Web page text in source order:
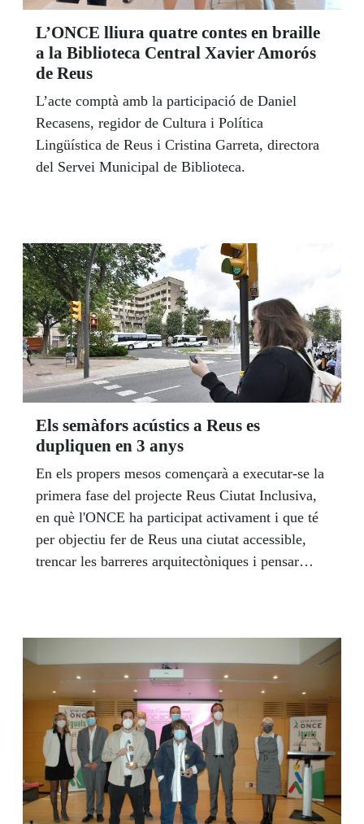
L’ONCE lliura quatre contes en braille
a la Biblioteca Central Xavier Amorós
de Reus
L’acte comptà amb la participació de Daniel
Recasens, regidor de Cultura i Política
Lingüística de Reus i Cristina Garreta, directora
del Servei Municipal de Biblioteca.
Els semàfors acústics a Reus es
dupliquen en 3 anys
En els propers mesos començarà a executar-se la
primera fase del projecte Reus Ciutat Inclusiva,
en què l'ONCE ha participat activament i que té
per objectiu fer de Reus una ciutat accessible,
trencar les barreres arquitectòniques i pensar